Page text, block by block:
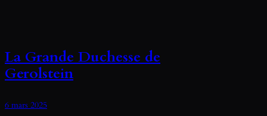
La Grande Duchesse de
Gerolstein
6 mars 2025